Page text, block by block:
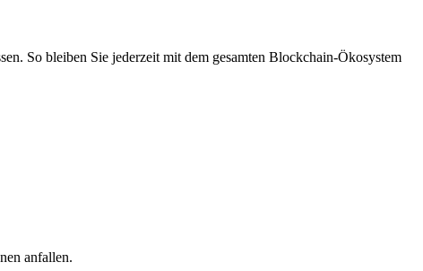
So bleiben Sie jederzeit mit dem gesamten Blockchain-Ökosystem
anfallen.